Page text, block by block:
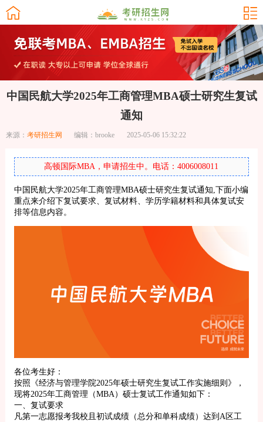
中国民航大学2025年工商管理MBA硕士研究生复试
通知
来源： 考研招生网 编辑：brooke 2025-05-06 15:32:22
高顿国际MBA，申请招生中。电话：4006008011
中国民航大学2025年工商管理MBA硕士研究生复试通知,下面小编
重点来介绍下复试要求、复试材料、学历学籍材料和具体复试安
排等信息内容。
各位考生好：
按照《经济与管理学院2025年硕士研究生复试工作实施细则》，
现将2025年工商管理（MBA）硕士复试工作通知如下：
一、复试要求
凡第一志愿报考我校且初试成绩（总分和单科成绩）达到A区工